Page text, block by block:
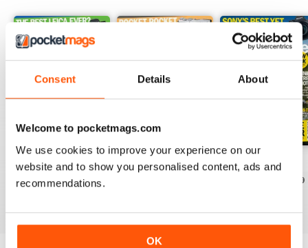
Consent Details About
Welcome to pocketmags.com
We use cookies to improve your experience on our
website and to show you personalised content, ads and
recommendations.
OK
28th July 2026
Acquista per€4,99
14th July 2026 30th June 2026
€4,99